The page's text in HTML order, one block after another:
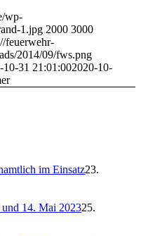
wp-
1.jpg 2000 3000
feuerwehr-
2014/09/fws.png
10-31 21:01:002020-10-
im Einsatz23.
14. Mai 202325.